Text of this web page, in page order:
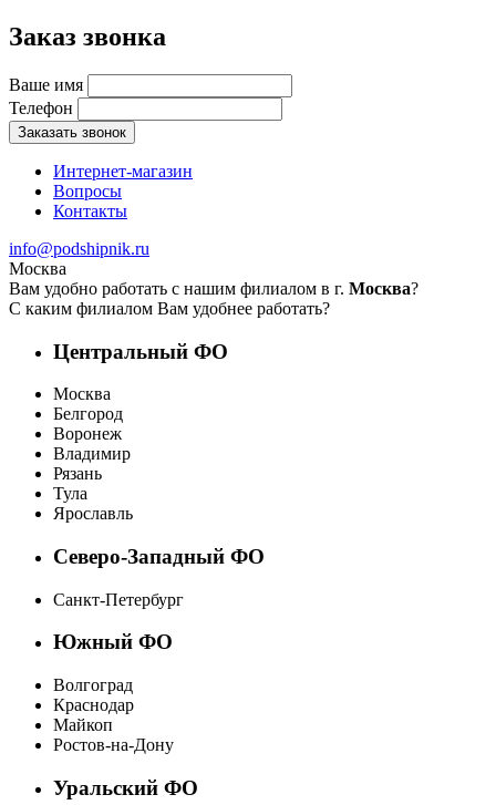
Заказ звонка
Ваше имя
Телефон
Заказать звонок
Интернет-магазин
Вопросы
Контакты
info@podshipnik.ru
Москва
Вам удобно работать с нашим филиалом в г. Москва?
С каким филиалом Вам удобнее работать?
Центральный ФО
Москва
Белгород
Воронеж
Владимир
Рязань
Тула
Ярославль
Северо-Западный ФО
Санкт-Петербург
Южный ФО
Волгоград
Краснодар
Майкоп
Ростов-на-Дону
Уральский ФО